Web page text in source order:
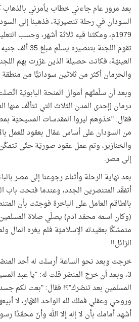
بعد مرور عام جاءني خطاب يأمرني بالذهاب
السودان في رحلة تنصيريّة، فذهبنا إلى
1979م، ومكثنا فيه ثلاثة أشهر، وحسب
تقوم اللجنة
العينيّة، فكانت حصيلة الذين غرّرت بهم
والحرمان أكثر من ثلاثين سودانيًّا من
وبعد أن سلّمتُهم أموال المنحة البابويّة
درمان [إحدى المدن الثلاث التي تتألّف منها
فقال: "خذوهم ليروا المقدسات المسيحيّة
من السودان على أساس عمّال بعقود للعمل
والخنازير، وتم عمل عقود صوريّة حتّى
إلى مصر.
بعد نهاية الرحلة وأثناء رجوعنا إلى مصر
بالطاقم العامل على الباخرة فوجئت بأن
(وكان اسمه محمّد آدم) يصلّي صلاة
متمسّكًا بعقيدته الإسلاميّة فلم يغره المال
الزائل!!
خرجت وبعد نحو الساعة أرسلت له أحد
3، وبعد أن خرج المنصّر قلت له: "يا عبد
المسلمين بعد تنصّرك"؟! فقال: "بعت لكم
وروحي وعقلي فملك لله الواحد القهّار، لا
أشهد أمامك بأن لا إله إلا الله وأنّ محمّدًا